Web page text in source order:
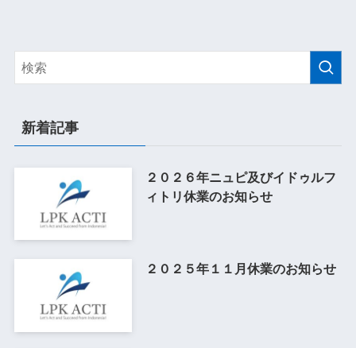
新着記事
２０２６年ニュピ及びイドゥルフ
ィトリ休業のお知らせ
２０２５年１１月休業のお知らせ